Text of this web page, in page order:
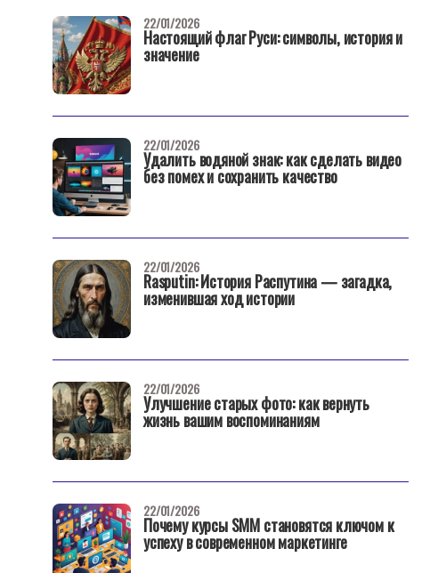
Настоящий флаг Руси: символы, история и
значение
22/01/2026
Удалить водяной знак: как сделать видео
без помех и сохранить качество
22/01/2026
Rasputin: История Распутина — загадка,
изменившая ход истории
22/01/2026
Улучшение старых фото: как вернуть
жизнь вашим воспоминаниям
22/01/2026
Почему курсы SMM становятся ключом к
успеху в современном маркетинге
22/01/2026